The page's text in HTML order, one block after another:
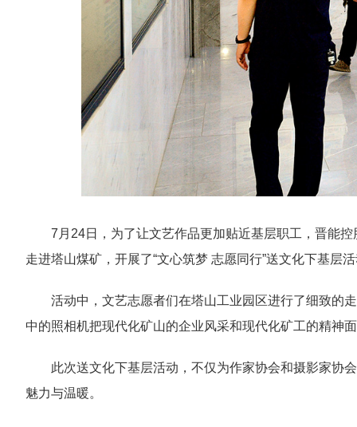
7月24日，为了让文艺作品更加贴近基层职工，晋能
走进塔山煤矿，开展了“文心筑梦 志愿同行”送文化下基层
活动中，文艺志愿者们在塔山工业园区进行了细致的
中的照相机把现代化矿山的企业风采和现代化矿工的精神
此次送文化下基层活动，不仅为作家协会和摄影家协
魅力与温暖。